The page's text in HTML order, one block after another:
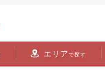
エリアで探す